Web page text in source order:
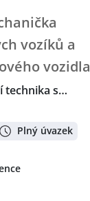
vozíků a
vozidla
technika s…
Plný úvazek